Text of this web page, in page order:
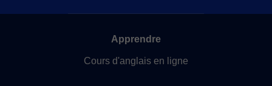
Apprendre
Cours d'anglais en ligne